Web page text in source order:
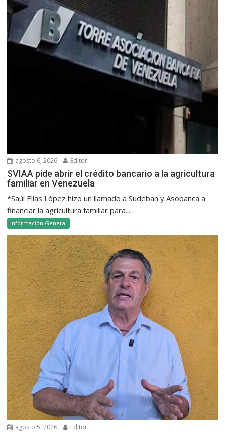
agosto 6, 2026 Editor
SVIAA pide abrir el crédito bancario a la agricultura
familiar en Venezuela
*Saúl Elías López hizo un llamado a Sudeban y Asobanca a
financiar la agricultura familiar para...
Información General
agosto 5, 2026 Editor